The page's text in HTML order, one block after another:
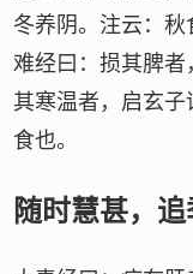
冬养阴。注云：
难经曰：损其脾
其寒温者，启玄
食也。
随时慧甚，追